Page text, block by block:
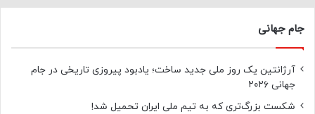
جام جهانی
آرژانتین یک روز ملی جدید ساخت؛ یادبود پیروزی تاریخی در جام
جهانی ۲۰۲۶
شکست بزرگ‌تری که به تیم ملی ایران تحمیل شد!